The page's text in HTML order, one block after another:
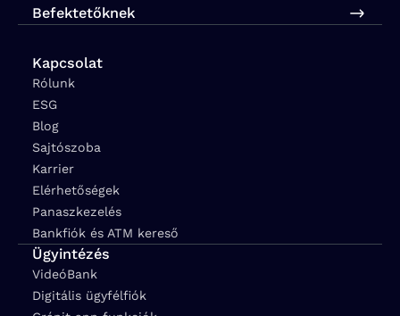
Befektetőknek
Kapcsolat
Rólunk
ESG
Blog
Sajtószoba
Karrier
Elérhetőségek
Panaszkezelés
Bankfiók és ATM kereső
Ügyintézés
VideóBank
Digitális ügyfélfiók